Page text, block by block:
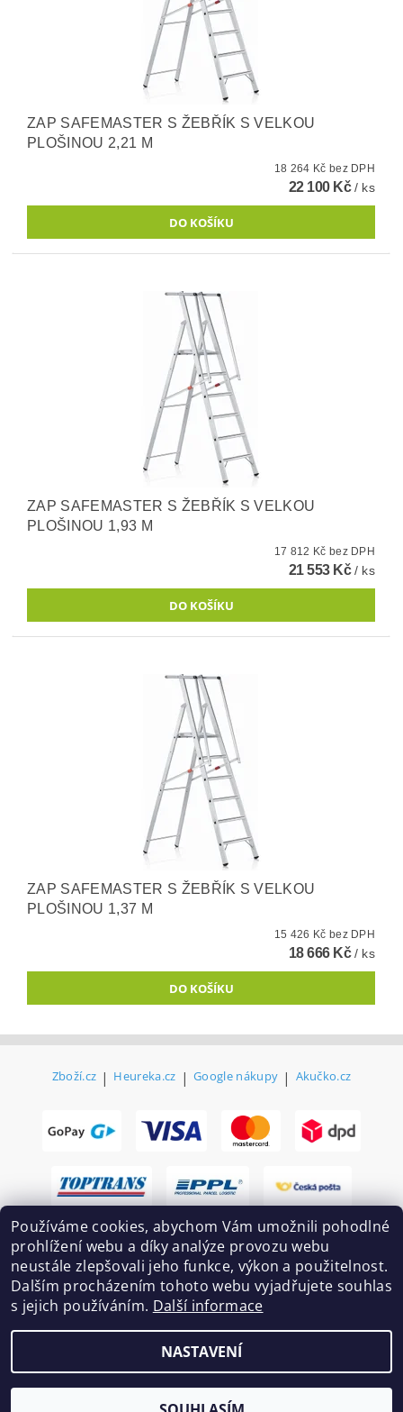
ZAP SAFEMASTER S ŽEBŘÍK S VELKOU
PLOŠINOU 2,21 M
18 264 Kč bez DPH
22 100 Kč/ ks
ZAP SAFEMASTER S ŽEBŘÍK S VELKOU
PLOŠINOU 1,93 M
17 812 Kč bez DPH
21 553 Kč/ ks
ZAP SAFEMASTER S ŽEBŘÍK S VELKOU
PLOŠINOU 1,37 M
15 426 Kč bez DPH
18 666 Kč/ ks
Zboží.cz | Heureka.cz | Google nákupy | Akučko.cz
Vytvořil Shoptet
Používáme cookies, abychom Vám umožnili pohodlné
prohlížení webu a díky analýze provozu webu
neustále zlepšovali jeho funkce, výkon a použitelnost.
Dalším procházením tohoto webu vyjadřujete souhlas
s jejich používáním. Další informace
NASTAVENÍ